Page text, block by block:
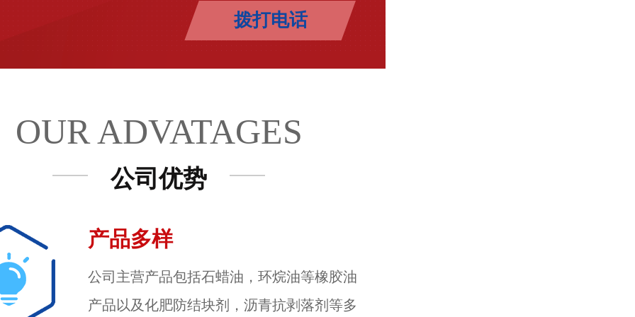
拨打电话
OUR ADVATAGES
公司优势
产品多样
公司主营产品包括石蜡油，环烷油等橡胶油
产品以及化肥防结块剂，沥青抗剥落剂等多